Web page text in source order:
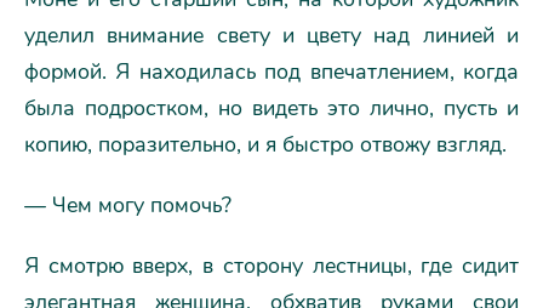
уделил внимание свету и цвету над линией и
формой. Я находилась под впечатлением, когда
была подростком, но видеть это лично, пусть и
копию, поразительно, и я быстро отвожу взгляд.
— Чем могу помочь?
Я смотрю вверх, в сторону лестницы, где сидит
элегантная женщина, обхватив руками свои